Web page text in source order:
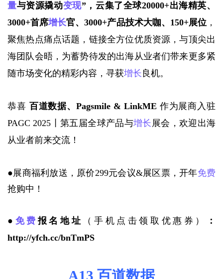
量与资源撬动变现”，云集了全球20000+出海精英、
3000+首席增长官、3000+产品技术大咖、150+展位 ，
聚焦热点痛点话题，链接全方位优质资源，与顶尖出
海团队会晤，为蓄势待发的出海从业者们带来更多紧
随市场变化的精彩内容，寻获增长 良机。
恭喜 百道数据、Pagsmile & LinkME 作为展商入驻
PAGC 2025丨第五届全球产品与增长 展会，欢迎出海
从业者前来交流！
●展商福利放送，原价299元会议&展区票，开年免费
抢购中！
● 免费报名地址 （手机点击领取优惠券）
：
http://yfch.cc/bnTmPS
A13 百道数据